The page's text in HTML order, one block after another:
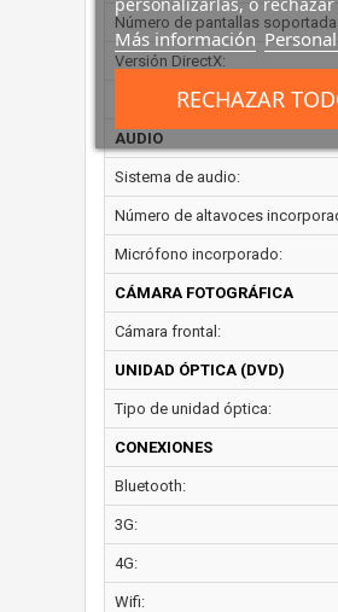
Número de pantallas
Versión DirectX:
Versión OpenGL:
AUDIO
Sistema de audio:
Número de altavoces
Micrófono incorporado:
CÁMARA FOTOGRÁFICA
Cámara frontal:
UNIDAD ÓPTICA (DVD)
Tipo de unidad óptica:
CONEXIONES
Bluetooth:
3G:
4G:
Wifi:
Más información
RECHAZAR